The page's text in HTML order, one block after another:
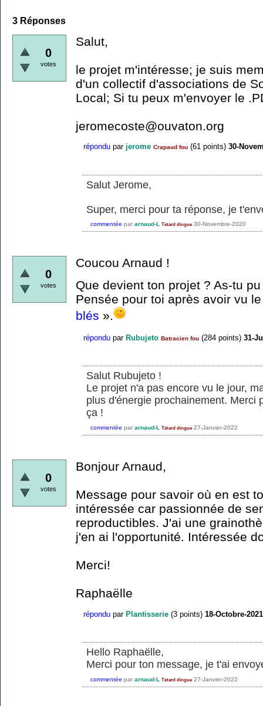
3 Réponses
0
votes
Salut,
le projet m'intéresse; je suis
d'un collectif d'associations de
Local; Si tu peux m'envoyer le
jeromecoste@ouvaton.org
répondu par jerome Crapaud fou (61 points) 30-
Salut Jerome,
Super, merci pour ta réponse, je
commentée par arnaud-L Tétard dingue 30-Novembre-2020
0
votes
Coucou Arnaud !
Que devient ton projet ? As-tu
Pensée pour toi après avoir vu
blés ».
répondu par Rubujeto Batracien fou (284 points) 31-
Salut Rubujeto !
Le projet n'a pas encore vu le jour,
plus d'énergie prochainement. Merci
ça !
commentée par arnaud-L Tétard dingue 27-Janvier-2022
0
votes
Bonjour Arnaud,
Message pour savoir où en est
intéressée car passionnée de
reproductibles. J'ai une
j'en ai l'opportunité. Intéressée
Merci!
Raphaëlle
répondu par Plantisserie (3 points) 18-Octobre-2021
Hello Raphaëlle,
Merci pour ton message, je t'ai
commentée par arnaud-L Tétard dingue 27-Janvier-2022